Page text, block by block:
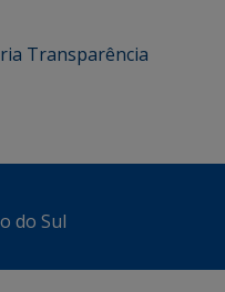
Transparência
do Sul